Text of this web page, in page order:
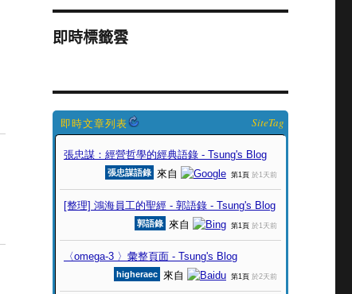
即時標籤雲
SiteTag